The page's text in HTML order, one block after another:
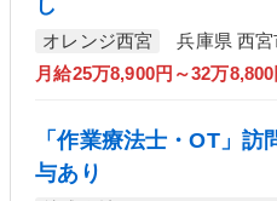
オレンジ西宮
兵庫県 西宮
月給25万8,900円～32万8,800
「作業療法士・OT」
与あり